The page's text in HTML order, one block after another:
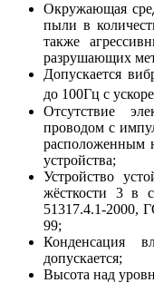
Окружающая
пыли в
также
разрушающих
Допускается
до 100Гц с
Отсутствие
проводом с
расположенным
устройства;
Устройство
жёсткости 3 в
51317.4.1-2000,
99;
Конденсация
допускается;
Высота над